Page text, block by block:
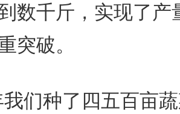
数千斤，实现了产
突破。
们种了四五百亩蔬